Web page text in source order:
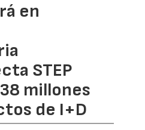
en
STEP
millones
de I+D